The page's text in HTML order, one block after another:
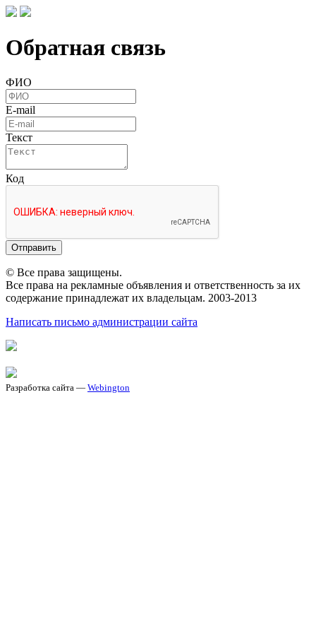
Обратная связь
ФИО
E-mail
Текст
Код
Отправить
© Все права защищены.
Все права на рекламные объявления и ответственность за их
содержание принадлежат их владельцам. 2003-2013
Написать письмо администрации сайта
Разработка сайта — Webington